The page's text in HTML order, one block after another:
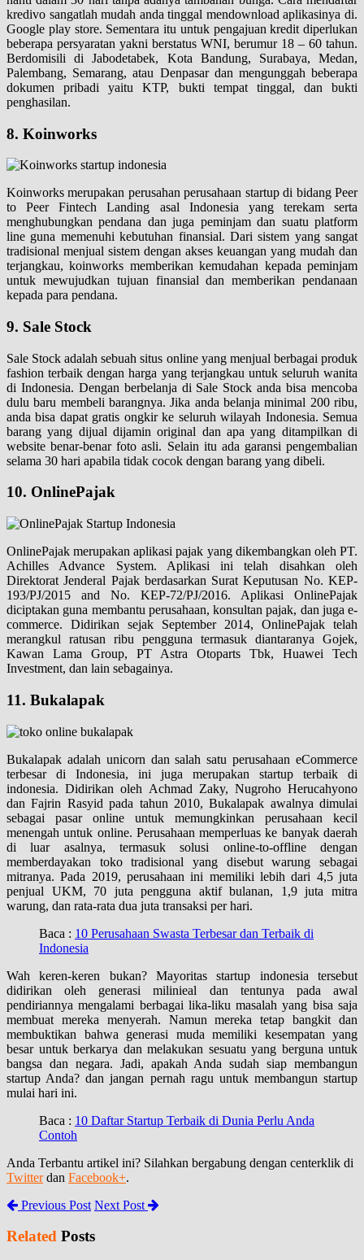
kredivo sangatlah mudah anda tinggal mendownload aplikasinya di.
Google play store. Sementara itu untuk pengajuan kredit diperlukan
beberapa persyaratan yakni berstatus WNI, berumur 18 – 60 tahun.
Berdomisili di Jabodetabek, Kota Bandung, Surabaya, Medan,
Palembang, Semarang, atau Denpasar dan mengunggah beberapa
dokumen pribadi yaitu KTP, bukti tempat tinggal, dan bukti
penghasilan.
8. Koinworks
Koinworks merupakan perusahan perusahaan startup di bidang Peer
to Peer Fintech Landing asal Indonesia yang terekam serta
menghubungkan pendana dan juga peminjam dan suatu platform
line guna memenuhi kebutuhan finansial. Dari sistem yang sangat
tradisional menjual sistem dengan akses keuangan yang mudah dan
terjangkau, koinworks memberikan kemudahan kepada peminjam
untuk mewujudkan tujuan finansial dan memberikan pendanaan
kepada para pendana.
9. Sale Stock
Sale Stock adalah sebuah situs online yang menjual berbagai produk
fashion terbaik dengan harga yang terjangkau untuk seluruh wanita
di Indonesia. Dengan berbelanja di Sale Stock anda bisa mencoba
dulu baru membeli barangnya. Jika anda belanja minimal 200 ribu,
anda bisa dapat gratis ongkir ke seluruh wilayah Indonesia. Semua
barang yang dijual dijamin original dan apa yang ditampilkan di
website benar-benar foto asli. Selain itu ada garansi pengembalian
selama 30 hari apabila tidak cocok dengan barang yang dibeli.
10. OnlinePajak
OnlinePajak merupakan aplikasi pajak yang dikembangkan oleh PT.
Achilles Advance System. Aplikasi ini telah disahkan oleh
Direktorat Jenderal Pajak berdasarkan Surat Keputusan No. KEP-
193/PJ/2015 and No. KEP-72/PJ/2016. Aplikasi OnlinePajak
diciptakan guna membantu perusahaan, konsultan pajak, dan juga e-
commerce. Didirikan sejak September 2014, OnlinePajak telah
merangkul ratusan ribu pengguna termasuk diantaranya Gojek,
Kawan Lama Group, PT Astra Otoparts Tbk, Huawei Tech
Investment, dan lain sebagainya.
11. Bukalapak
Bukalapak adalah unicorn dan salah satu perusahaan eCommerce
terbesar di Indonesia, ini juga merupakan startup terbaik di
indonesia. Didirikan oleh Achmad Zaky, Nugroho Herucahyono
dan Fajrin Rasyid pada tahun 2010, Bukalapak awalnya dimulai
sebagai pasar online untuk memungkinkan perusahaan kecil
menengah untuk online. Perusahaan memperluas ke banyak daerah
di luar asalnya, termasuk solusi online-to-offline dengan
memberdayakan toko tradisional yang disebut warung sebagai
mitranya. Pada 2019, perusahaan ini memiliki lebih dari 4,5 juta
penjual UKM, 70 juta pengguna aktif bulanan, 1,9 juta mitra
warung, dan rata-rata dua juta transaksi per hari.
Baca : 10 Perusahaan Swasta Terbesar dan Terbaik di
Indonesia
Wah keren-keren bukan? Mayoritas startup indonesia tersebut
didirikan oleh generasi milinieal dan tentunya pada awal
pendiriannya mengalami berbagai lika-liku masalah yang bisa saja
membuat mereka menyerah. Namun mereka tetap bangkit dan
membuktikan bahwa generasi muda memiliki kesempatan yang
besar untuk berkarya dan melakukan sesuatu yang berguna untuk
bangsa dan negara. Jadi, apakah Anda sudah siap membangun
startup Anda? dan jangan pernah ragu untuk membangun startup
mulai hari ini.
Baca : 10 Daftar Startup Terbaik di Dunia Perlu Anda
Contoh
Anda Terbantu artikel ini? Silahkan bergabung dengan centerklik di
Twitterdan Facebook+.
Previous Post Next Post
Related Posts